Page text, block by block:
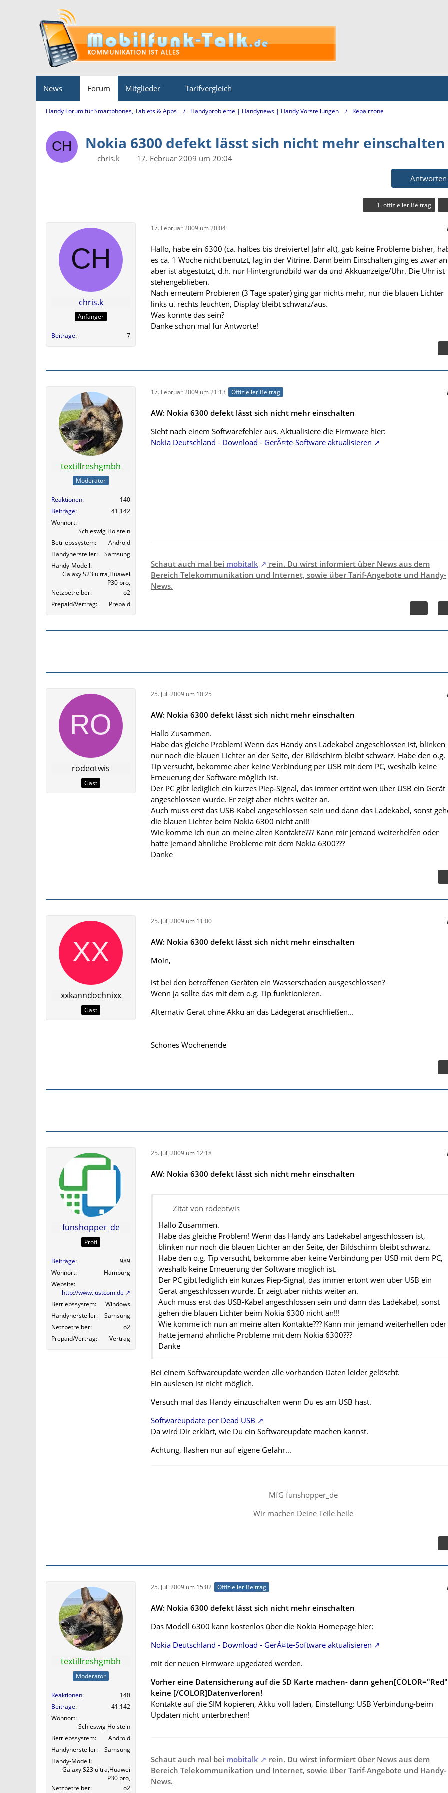
News Forum Mitglieder Tarifvergleich
Handy Forum für Smartphones, Tablets & Apps Handyprobleme | Handynews | Handy Vorstellungen Repairzone
Nokia 6300 defekt lässt sich nicht mehr einschalten
chris.k
17. Februar 2009 um 20:04
Antworten
1. offizieller Beitrag
chris.k
Anfänger
Beiträge 7
17. Februar 2009 um 20:04
Hallo, habe ein 6300 (ca. halbes bis dreiviertel Jahr alt), gab keine Probleme bisher,
es ca. 1 Woche nicht benutzt, lag in der Vitrine. Dann beim Einschalten ging es zwar an
aber ist abgestützt, d.h. nur Hintergrundbild war da und Akkuanzeige/Uhr. Die Uhr ist
stehengeblieben.
Nach erneutem Probieren (3 Tage später) ging gar nichts mehr, nur die blauen Lichter
links u. rechts leuchten, Display bleibt schwarz/aus.
Was könnte das sein?
Danke schon mal für Antworte!
textilfreshgmbh
Moderator
Reaktionen
140
Beiträge
41.142
Wohnort
Schleswig Holstein
Betriebssystem
Android
Handyhersteller
Samsung
Handy-Modell
Galaxy S23 ultra,Huawei
P30 pro,
Netzbetreiber
o2
Prepaid/Vertrag
Prepaid
17. Februar 2009 um 21:13 Offizieller Beitrag
AW: Nokia 6300 defekt lässt sich nicht mehr einschalten
Sieht nach einem Softwarefehler aus. Aktualisiere die Firmware hier:
Nokia Deutschland - Download - GerÃ¤te-Software aktualisieren
Schaut auch mal bei mobitalk
rein. Du wirst informiert über News aus dem
Bereich Telekommunikation und Internet, sowie über Tarif-Angebote und Handy-
News.
rodeotwis
Gast
25. Juli 2009 um 10:25
AW: Nokia 6300 defekt lässt sich nicht mehr einschalten
Hallo Zusammen.
Habe das gleiche Problem! Wenn das Handy ans Ladekabel angeschlossen ist, blinken
nur noch die blauen Lichter an der Seite, der Bildschirm bleibt schwarz. Habe den o.g.
Tip versucht, bekomme aber keine Verbindung per USB mit dem PC, weshalb keine
Erneuerung der Software möglich ist.
Der PC gibt lediglich ein kurzes Piep-Signal, das immer ertönt wen über USB ein Gerät
angeschlossen wurde. Er zeigt aber nichts weiter an.
Auch muss erst das USB-Kabel angeschlossen sein und dann das Ladekabel, sonst
die blauen Lichter beim Nokia 6300 nicht an!!!
Wie komme ich nun an meine alten Kontakte??? Kann mir jemand weiterhelfen oder
hatte jemand ähnliche Probleme mit dem Nokia 6300???
Danke
xxkanndochnixx
Gast
25. Juli 2009 um 11:00
AW: Nokia 6300 defekt lässt sich nicht mehr einschalten
Moin,
ist bei den betroffenen Geräten ein Wasserschaden ausgeschlossen?
Wenn ja sollte das mit dem o.g. Tip funktionieren.
Alternativ Gerät ohne Akku an das Ladegerät anschließen...
Schönes Wochenende
funshopper_de
Profi
Beiträge
989
Wohnort
Hamburg
Website
http://www.justcom.de
Betriebssystem
Windows
Handyhersteller
Samsung
Netzbetreiber
o2
Prepaid/Vertrag
Vertrag
25. Juli 2009 um 12:18
AW: Nokia 6300 defekt lässt sich nicht mehr einschalten
Zitat von rodeotwis
Hallo Zusammen.
Habe das gleiche Problem! Wenn das Handy ans Ladekabel angeschlossen ist,
blinken nur noch die blauen Lichter an der Seite, der Bildschirm bleibt schwarz.
Habe den o.g. Tip versucht, bekomme aber keine Verbindung per USB mit dem PC,
weshalb keine Erneuerung der Software möglich ist.
Der PC gibt lediglich ein kurzes Piep-Signal, das immer ertönt wen über USB ein
Gerät angeschlossen wurde. Er zeigt aber nichts weiter an.
Auch muss erst das USB-Kabel angeschlossen sein und dann das Ladekabel, sonst
gehen die blauen Lichter beim Nokia 6300 nicht an!!!
Wie komme ich nun an meine alten Kontakte??? Kann mir jemand weiterhelfen oder
hatte jemand ähnliche Probleme mit dem Nokia 6300???
Danke
Bei einem Softwareupdate werden alle vorhanden Daten leider gelöscht.
Ein auslesen ist nicht möglich.
Versuch mal das Handy einzuschalten wenn Du es am USB hast.
Softwareupdate per Dead USB
Da wird Dir erklärt, wie Du ein Softwareupdate machen kannst.
Achtung, flashen nur auf eigene Gefahr...
MfG funshopper_de
Wir machen Deine Teile heile
textilfreshgmbh
Moderator
Reaktionen
140
Beiträge
41.142
Wohnort
Schleswig Holstein
Betriebssystem
Android
Handyhersteller
Samsung
Handy-Modell
Galaxy S23 ultra,Huawei
P30 pro,
Netzbetreiber
o2
25. Juli 2009 um 15:02 Offizieller Beitrag
AW: Nokia 6300 defekt lässt sich nicht mehr einschalten
Das Modell 6300 kann kostenlos über die Nokia Homepage hier:
Nokia Deutschland - Download - GerÃ¤te-Software aktualisieren
mit der neuen Firmware upgedated werden.
Vorher eine Datensicherung auf die SD Karte machen- dann
keine [/COLOR]Datenverloren!
Kontakte auf die SIM kopieren, Akku voll laden, Einstellung: USB Verbindung-beim
Updaten nicht unterbrechen!
Schaut auch mal bei mobitalk
rein. Du wirst informiert über News aus dem
Bereich Telekommunikation und Internet, sowie über Tarif-Angebote und Handy-
News.